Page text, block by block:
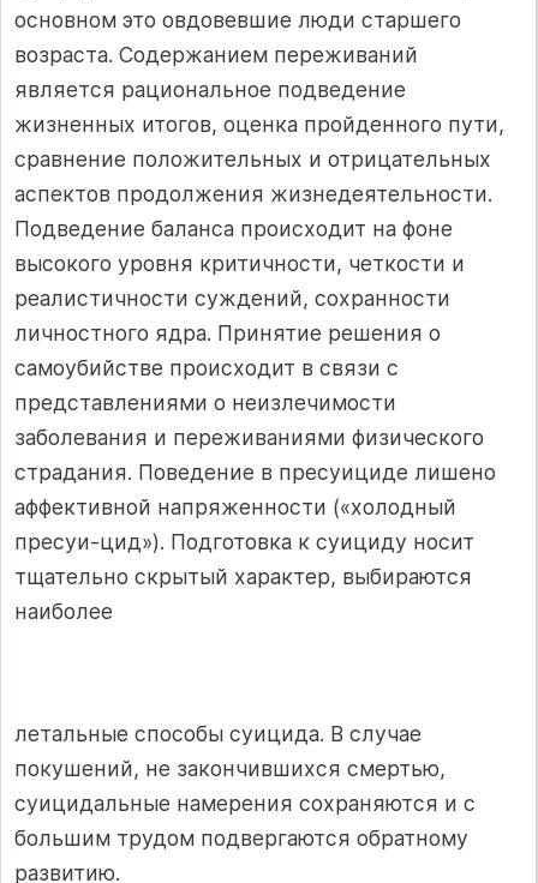
основном это овдовевшие люди старшего
возраста. Содержанием переживаний
является рациональное подведение
жизненных итогов, оценка пройденного пути,
сравнение положительных и отрицательных
аспектов продолжения жизнедеятельности.
Подведение баланса происходит на фоне
высокого уровня критичности, четкости и
реалистичности суждений, сохранности
личностного ядра. Принятие решения о
самоубийстве происходит в связи с
представлениями о неизлечимости
заболевания и переживаниями физического
страдания. Поведение в пресуициде лишено
аффективной напряженности («холодный
пресуи-цид»). Подготовка к суициду носит
тщательно скрытый характер, выбираются
наиболее
летальные способы суицида. В случае
покушений, не закончившихся смертью,
суицидальные намерения сохраняются и с
большим трудом подвергаются обратному
развитию.